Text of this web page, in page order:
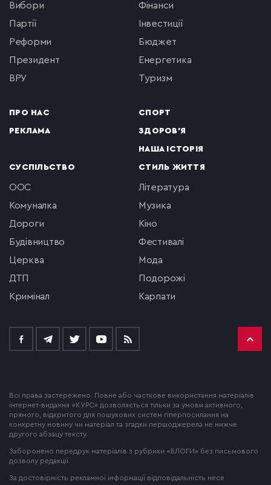
вибори
партії
реформи
президент
ВРУ
ПРО НАС
РЕКЛАМА
фінанси
інвестиції
бюджет
енергетика
туризм
СПОРТ
ЗДОРОВ'Я
НАША ІСТОРІЯ
СУСПІЛЬСТВО
ООС
комуналка
Дороги
будівництво
церква
ДТП
кримінал
СТИЛЬ ЖИТТЯ
література
музика
кіно
фестивалі
мода
подорожі
Карпати
Всі права застережено. Повне або часткове використання матеріалів
інтернет-видання «КУРС» дозволяється тільки за умови активного,
прямого, відкритого для пошукових систем гіперпосилання на
конкретну новину чи матеріал та згадки першоджерела не нижче
другого абзацу тексту.
Заборонено передрук матеріалів з рубрики «БЛОГИ» без письмового
дозволу редакції.
За достовірність рекламної інформації відповідальність несе